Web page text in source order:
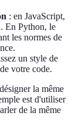
: en JavaScript,
En Python, le
les normes de
un style de
votre code.
la même
est d'utiliser
de la même